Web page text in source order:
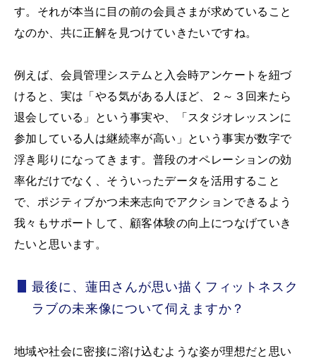
す。それが本当に目の前の会員さまが求めていること
なのか、共に正解を見つけていきたいですね。
例えば、会員管理システムと入会時アンケートを紐づ
けると、実は「やる気がある人ほど、２～３回来たら
退会している」という事実や、「スタジオレッスンに
参加している人は継続率が高い」という事実が数字で
浮き彫りになってきます。普段のオペレーションの効
率化だけでなく、そういったデータを活用すること
で、ポジティブかつ未来志向でアクションできるよう
我々もサポートして、顧客体験の向上につなげていき
たいと思います。
最後に、蓮田さんが思い描くフィットネスク
ラブの未来像について伺えますか？
地域や社会に密接に溶け込むような姿が理想だと思い